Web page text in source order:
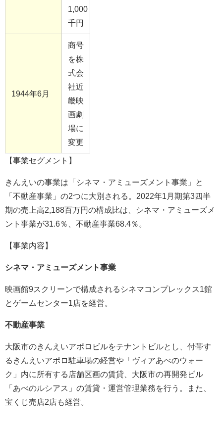
1,000
千円
1944年6月
商号
を株
式会
社近
畿映
画劇
場に
変更
【事業セグメント】
きんえいの事業は「シネマ・アミューズメント事業」と
「不動産事業」の2つに大別される。 2022年1 月期第3四半
期の売上高2,188百万円の構成比は、シネマ・アミューズメ
ント事業が31.6％、不動産事業68.4％。
【事業内容】
シネマ・アミューズメント事業
映画館9スクリーンで構成されるシネマコンプレックス1館
とゲームセンター1店を経営。
不動産事業
大阪市のきんえいアポロビルをテナントビルとし、付帯す
るきんえいアポロ駐車場の経営や「ヴィアあべのウォー
ク」内に所有する店舗区画の賃貸、大阪市の再開発ビル
「あべのルシアス」の賃貸・運営管理業務を行う。また、
宝くじ売店2店も経営。